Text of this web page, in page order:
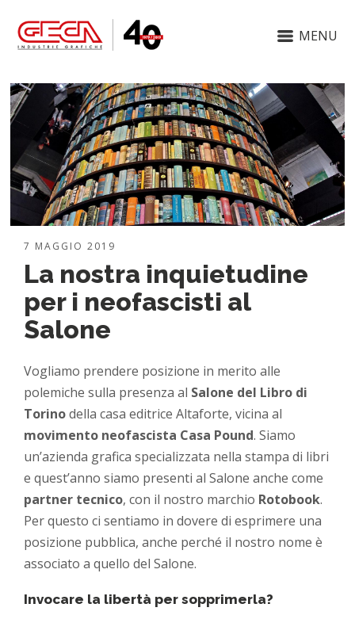
MENU
7 MAGGIO 2019
La nostra inquietudine
per i neofascisti al
Salone
Vogliamo prendere posizione in merito alle
polemiche sulla presenza al Salone del Libro di
Torinodella casa editrice Altaforte, vicina al
movimento neofascista Casa Pound. Siamo
un’azienda grafica specializzata nella stampa di libri
e quest’anno siamo presenti al Salone anche come
partner tecnico, con il nostro marchio Rotobook.
Per questo ci sentiamo in dovere di esprimere una
posizione pubblica, anche perché il nostro nome è
associato a quello del Salone.
Invocare la libertà per sopprimerla?